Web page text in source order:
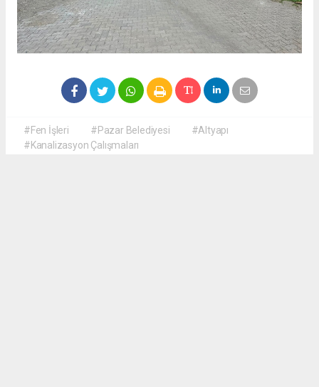
#Fen İşleri #Pazar Belediyesi
#Altyapı
#Kanalizasyon Çalışmaları